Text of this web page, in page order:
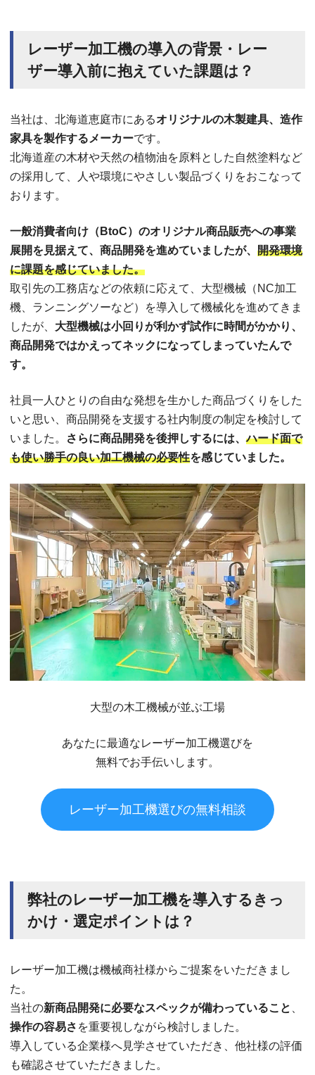
レーザー加工機の導入の背景・レー
ザー導入前に抱えていた課題は？
当社は、北海道恵庭市にあるオリジナルの木製建具、造作
家具を製作するメーカーです。
北海道産の木材や天然の植物油を原料とした自然塗料など
の採用して、人や環境にやさしい製品づくりをおこなって
おります。
一般消費者向け（BtoC）のオリジナル商品販売への事業
展開を見据えて、商品開発を進めていましたが、 開発環境
に課題を感じていました。
取引先の工務店などの依頼に応えて、大型機械（NC加工
機、ランニングソーなど）を導入して機械化を進めてきま
したが、 大型機械は小回りが利かず試作に時間がかかり、
商品開発ではかえってネックになってしまっていたんで
す。
社員一人ひとりの自由な発想を生かした商品づくりをした
いと思い、商品開発を支援する社内制度の制定を検討して
いました。
さらに商品開発を後押しするには、ハード面で
も使い勝手の良い加工機械の必要性を感じていました。
大型の木工機械が並ぶ工場
あなたに最適なレーザー加工機選びを
無料でお手伝いします。
レーザー加工機選びの無料相談
弊社のレーザー加工機を導入するきっ
かけ・選定ポイントは？
レーザー加工機は機械商社様からご提案をいただきまし
た。
当社の新商品開発に必要なスペックが備わっていること
操作の容易さ を重要視しながら検討しました。
導入している企業様へ見学させていただき、他社様の評価
も確認させていただきました。